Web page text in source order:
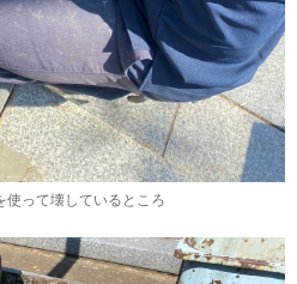
使って壊しているところ